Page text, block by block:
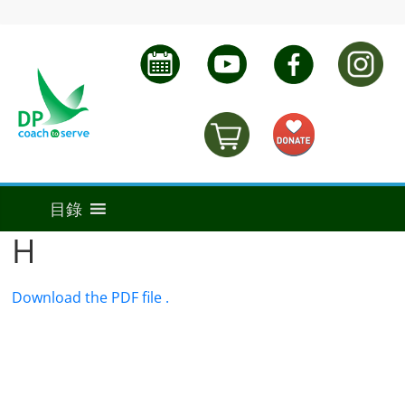
H
Download the PDF file .